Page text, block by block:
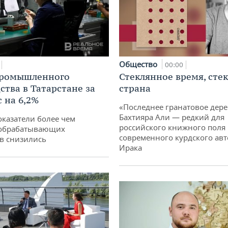
в Татарстане за
на 6,2%
более чем
снизились
Общество 00:00
Стеклянное время,
страна
«Последнее гранатовое
Бахтияра Али — редкий для
российского книжного поля
современного курдского
Ирака